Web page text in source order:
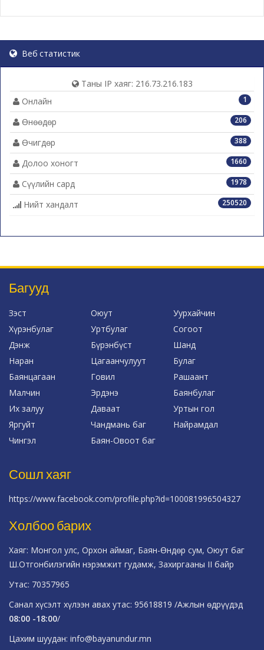
Веб статистик
Таны IP хаяг: 216.73.216.183
1
Онлайн
206
Өнөөдөр
388
Өчигдөр
1660
Долоо хоногт
1978
Сүүлийн сард
250520
Нийт хандалт
Багууд
Зэст Оюут
Уурхайчин
Хүрэнбулаг
Уртбулаг
Согоот
Дэнж
Бүрэнбүст
Шанд
Наран
Цагаанчулуут
Булаг
Баянцагаан
Говил
Рашаант
Малчин
Эрдэнэ
Баянбулаг
Их залуу
Даваат
Уртын гол
Яргуйт
Чандмань баг
Найрамдал
Чингэл
Баян-Овоот баг
Сошл хаяг
https://www.facebook.com/profile.php?id=100081996504327
Холбоо барих
Хаяг: Монгол улс, Орхон аймаг, Баян-Өндөр сум, Оюут баг
Ш.Отгонбилэгийн нэрэмжит гудамж, Захиргааны II байр
Утас: 70357965
Санал хүсэлт хүлээн авах утас: 95618819 /Ажлын өдрүүдэд
08:00 -18:00/
Цахим шуудан: info@bayanundur.mn